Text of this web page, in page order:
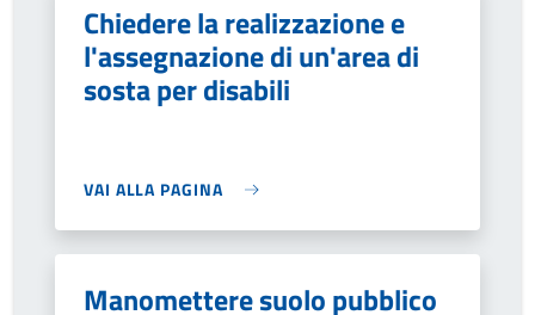
Chiedere la realizzazione e
l'assegnazione di un'area di
sosta per disabili
VAI ALLA PAGINA
Manomettere suolo pubblico